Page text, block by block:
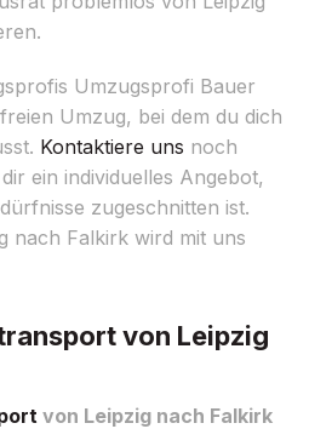
Umzugsprofi Bauer
Umzug, bei dem du dich
Kontaktiere uns noch
ein individuelles Angebot,
zugeschnitten ist.
nach Falkirk wird mit uns
von Leipzig
von Leipzig nach Falkirk